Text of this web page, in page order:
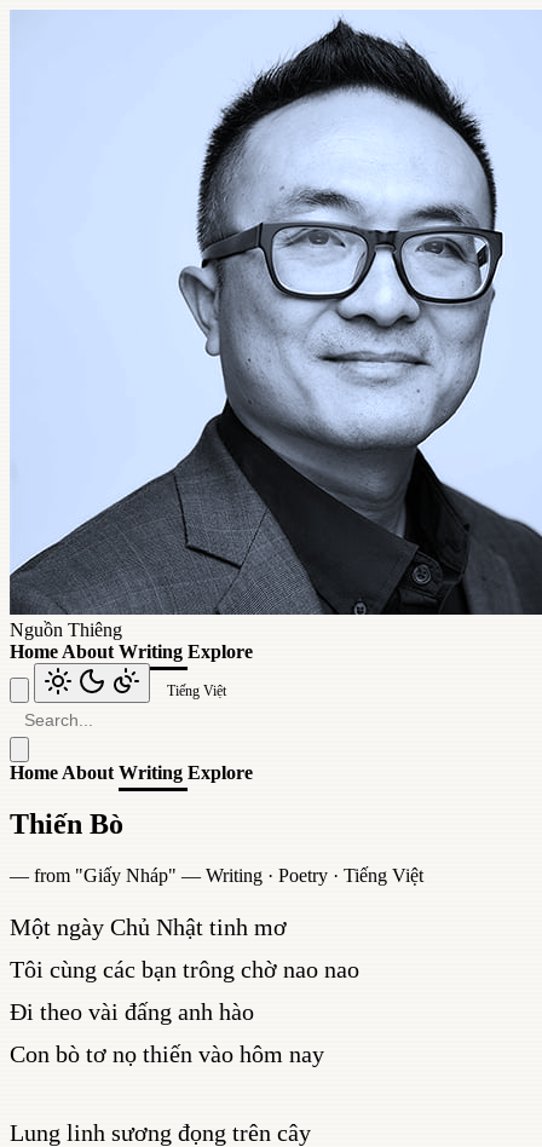
Nguồn Thiêng
Home About Writing Explore
Tiếng Việt
Home About Writing Explore
Thiến Bò
— from "Giấy Nháp" —Writing · Poetry · Tiếng Việt
Một ngày Chủ Nhật tinh mơ
Tôi cùng các bạn trông chờ nao nao
Đi theo vài đấng anh hào
Con bò tơ nọ thiến vào hôm nay
Lung linh sương đọng trên cây